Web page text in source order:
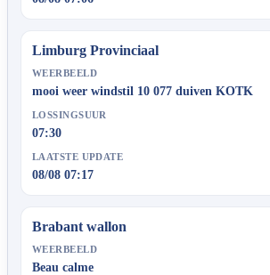
Limburg Provinciaal
WEERBEELD
mooi weer windstil 10 077 duiven KOTK
LOSSINGSUUR
07:30
LAATSTE UPDATE
08/08 07:17
Brabant wallon
WEERBEELD
Beau calme